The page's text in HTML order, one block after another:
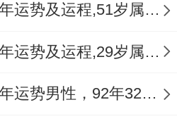
水润泽，若想化解此
，宝象口衔葫芦立于泰
纳，助命主安泰顺
1973年属牛女2024年运势及运程,51岁属牛人2024全年每月运势女性如何
1995年属猪女2024年运势及运程,29岁属猪人2024全年每月运势女性如何
1992年属猴人2024年运势男性，92年32岁属猴男2024年每月运程怎么样